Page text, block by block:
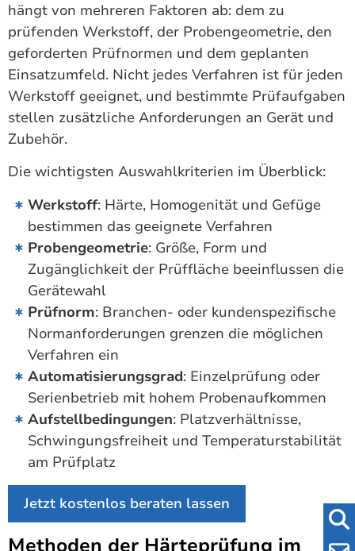
hängt von mehreren Faktoren ab: dem zu
prüfenden Werkstoff, der Probengeometrie, den
geforderten Prüfnormen und dem geplanten
Einsatzumfeld. Nicht jedes Verfahren ist für jeden
Werkstoff geeignet, und bestimmte Prüfaufgaben
stellen zusätzliche Anforderungen an Gerät und
Zubehör.
Die wichtigsten Auswahlkriterien im Überblick:
Werkstoff: Härte, Homogenität und Gefüge
bestimmen das geeignete Verfahren
Probengeometrie: Größe, Form und
Zugänglichkeit der Prüffläche beeinflussen die
Gerätewahl
Prüfnorm: Branchen- oder kundenspezifische
Normanforderungen grenzen die möglichen
Verfahren ein
Automatisierungsgrad: Einzelprüfung oder
Serienbetrieb mit hohem Probenaufkommen
Aufstellbedingungen: Platzverhältnisse,
Schwingungsfreiheit und Temperaturstabilität
am Prüfplatz
Jetzt kostenlos beraten lassen
Methoden der Härteprüfung im